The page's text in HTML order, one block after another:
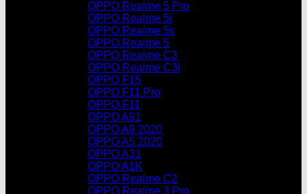
OPPO Realme 5 Pro
OPPO Realme 5i
OPPO Realme 5s
OPPO Realme 5
OPPO Realme C3
OPPO Realme C3i
OPPO F15
OPPO F11 Pro
OPPO F11
OPPO A91
OPPO A9 2020
OPPO A5 2020
OPPO A31
OPPO A1K
OPPO Realme C2
OPPO Realme 3 Pro